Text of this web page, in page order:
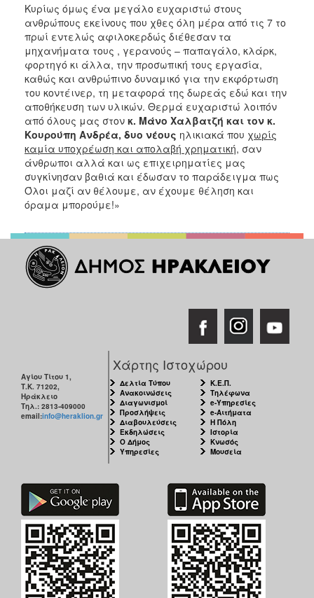
Κυρίως όμως ένα μεγάλο ευχαριστώ στους
ανθρώπους εκείνους που χθες όλη μέρα από τις 7 το
πρωί εντελώς αφιλοκερδώς διέθεσαν τα
μηχανήματα τους , γερανούς – παπαγάλο, κλάρκ,
φορτηγό κι άλλα, την προσωπική τους εργασία,
καθώς και ανθρώπινο δυναμικό για την εκφόρτωση
του κοντέινερ, τη μεταφορά της δωρεάς εδώ και την
αποθήκευση των υλικών. Θερμά ευχαριστώ λοιπόν
από όλους μας στον κ. Μάνο Χαλβατζή και τον κ.
Κουρούπη Ανδρέα, δυο νέους ηλικιακά που χωρίς
καμία υποχρέωση και απολαβή χρηματική, σαν
άνθρωποι αλλά και ως επιχειρηματίες μας
συγκίνησαν βαθιά και έδωσαν το παράδειγμα πως
Όλοι μαζί αν θέλουμε, αν έχουμε θέληση και
όραμα μπορούμε!»
Αγίου Τίτου 1,
Τ.Κ. 71202,
Ηράκλειο
Τηλ.: 2813-409000
email:info@heraklion.gr
Χάρτης Ιστοχώρου
Δελτία Τύπου
Ανακοινώσεις
Διαγωνισμοί
Προσλήψεις
Διαβουλεύσεις
Εκδηλώσεις
Ο Δήμος
Υπηρεσίες
Κ.Ε.Π.
Τηλέφωνα
e-Υπηρεσίες
e-Αιτήματα
Η Πόλη
Ιστορία
Κνωσός
Μουσεία